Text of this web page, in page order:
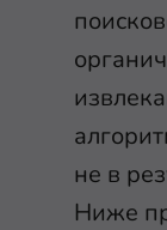
не в
Ниже